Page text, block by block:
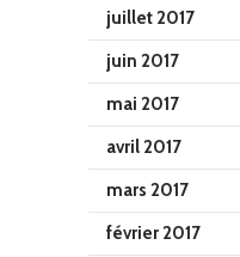
juillet 2017
juin 2017
mai 2017
avril 2017
mars 2017
février 2017